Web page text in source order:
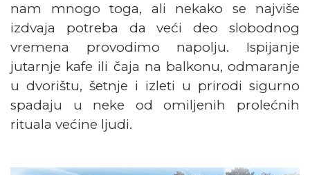
nam mnogo toga, ali nekako se najviše
izdvaja potreba da veći deo slobodnog
vremena provodimo napolju. Ispijanje
jutarnje kafe ili čaja na balkonu, odmaranje
u dvorištu, šetnje i izleti u prirodi sigurno
spadaju u neke od omiljenih prolećnih
rituala većine ljudi.